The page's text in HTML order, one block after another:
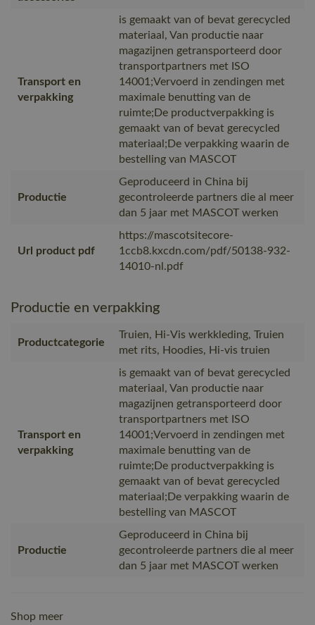
Transport en
verpakking
is gemaakt van of bevat gerecycled
materiaal, Van productie naar
magazijnen getransporteerd door
transportpartners met ISO
14001;Vervoerd in zendingen met
maximale benutting van de
ruimte;De productverpakking is
gemaakt van of bevat gerecycled
materiaal;De verpakking waarin de
bestelling van MASCOT
Productie
Geproduceerd in China bij
gecontroleerde partners die al meer
dan 5 jaar met MASCOT werken
Url product pdf
https://mascotsitecore-
1ccb8.kxcdn.com/pdf/50138-932-
14010-nl.pdf
Productie en verpakking
Productcategorie
Truien, Hi-Vis werkkleding, Truien
met rits, Hoodies, Hi-vis truien
Transport en
verpakking
is gemaakt van of bevat gerecycled
materiaal, Van productie naar
magazijnen getransporteerd door
transportpartners met ISO
14001;Vervoerd in zendingen met
maximale benutting van de
ruimte;De productverpakking is
gemaakt van of bevat gerecycled
materiaal;De verpakking waarin de
bestelling van MASCOT
Productie
Geproduceerd in China bij
gecontroleerde partners die al meer
dan 5 jaar met MASCOT werken
Shop meer